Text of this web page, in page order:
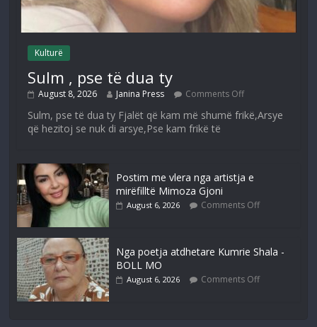
Kulturë
Sulm , pse të dua ty
August 8, 2026 Janina Press Comments Off
Sulm, pse të dua ty Fjalët që kam më shumë frikë,Arsye
që hezitoj se nuk di arsye,Pse kam frikë të
Postim me vlera nga artistja e
mirëfilltë Mimoza Gjoni
August 6, 2026 Comments Off
Nga poetja atdhetare Kumrie Shala -
BOLL MO
August 6, 2026 Comments Off